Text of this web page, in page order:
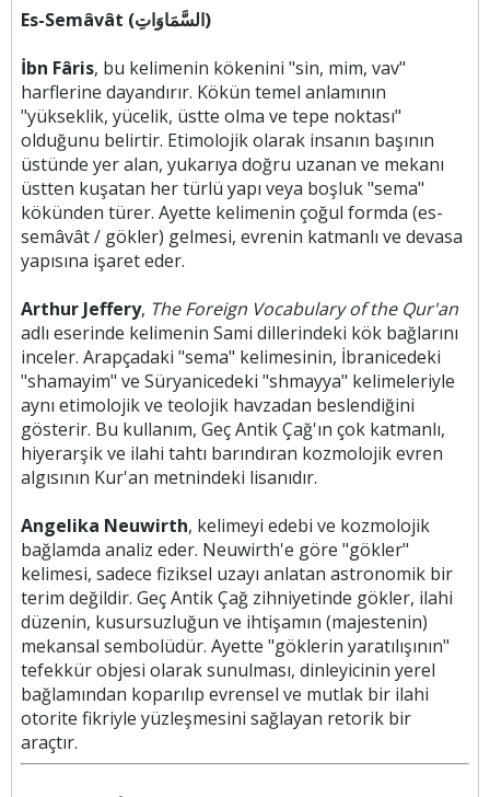
Es-Semâvât (السَّمَاوَاتِ)
İbn Fâris, bu kelimenin kökenini "sin, mim, vav"
harflerine dayandırır. Kökün temel anlamının
"yükseklik, yücelik, üstte olma ve tepe noktası"
olduğunu belirtir. Etimolojik olarak insanın başının
üstünde yer alan, yukarıya doğru uzanan ve mekanı
üstten kuşatan her türlü yapı veya boşluk "sema"
kökünden türer. Ayette kelimenin çoğul formda (es-
semâvât / gökler) gelmesi, evrenin katmanlı ve devasa
yapısına işaret eder.
Arthur Jeffery, The Foreign Vocabulary of the Qur'an
adlı eserinde kelimenin Sami dillerindeki kök bağlarını
inceler. Arapçadaki "sema" kelimesinin, İbranicedeki
"shamayim" ve Süryanicedeki "shmayya" kelimeleriyle
aynı etimolojik ve teolojik havzadan beslendiğini
gösterir. Bu kullanım, Geç Antik Çağ'ın çok katmanlı,
hiyerarşik ve ilahi tahtı barındıran kozmolojik evren
algısının Kur'an metnindeki lisanıdır.
Angelika Neuwirth, kelimeyi edebi ve kozmolojik
bağlamda analiz eder. Neuwirth'e göre "gökler"
kelimesi, sadece fiziksel uzayı anlatan astronomik bir
terim değildir. Geç Antik Çağ zihniyetinde gökler, ilahi
düzenin, kusursuzluğun ve ihtişamın (majestenin)
mekansal sembolüdür. Ayette "göklerin yaratılışının"
tefekkür objesi olarak sunulması, dinleyicinin yerel
bağlamından koparılıp evrensel ve mutlak bir ilahi
otorite fikriyle yüzleşmesini sağlayan retorik bir
araçtır.